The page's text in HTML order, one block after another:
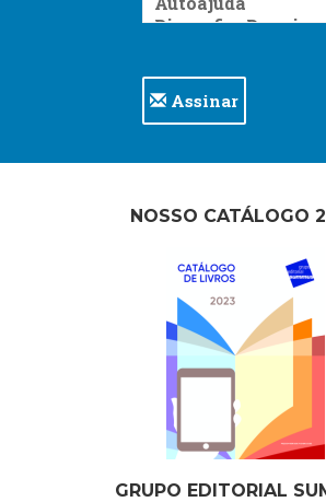
Assinar
NOSSO CATÁLOGO
GRUPO EDITORIAL